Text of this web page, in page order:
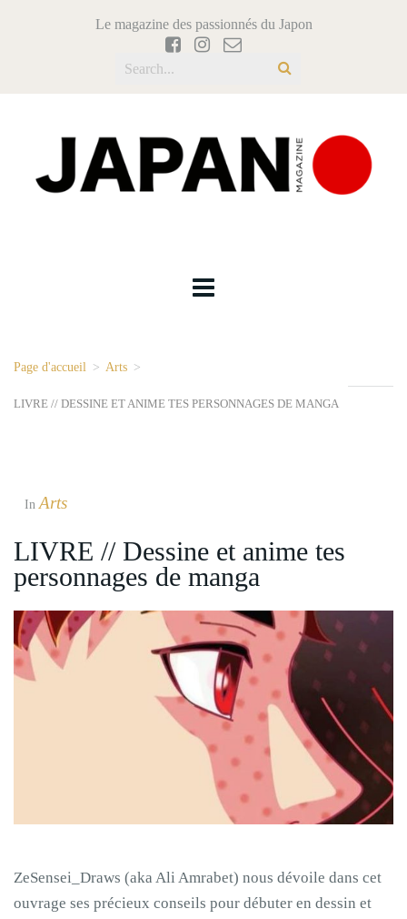
Le magazine des passionnés du Japon
Page d'accueil > Arts >
LIVRE // DESSINE ET ANIME TES PERSONNAGES DE MANGA
InArts
LIVRE // Dessine et anime tes
personnages de manga
ZeSensei_Draws (aka Ali Amrabet) nous dévoile dans cet
ouvrage ses précieux conseils pour débuter en dessin et